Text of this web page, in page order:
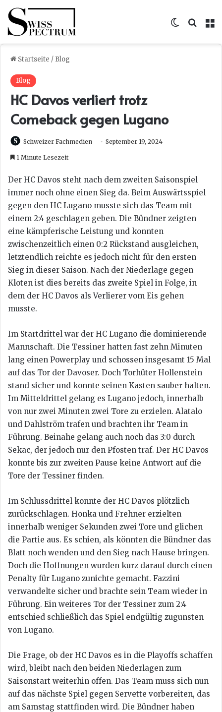
Skin
Startseite / Blog
Blog
HC Davos verliert trotz
Comeback gegen Lugano
Schweizer Fachmedien September 19, 2024
1 Minute Lesezeit
Der HC Davos steht nach dem zweiten Saisonspiel
immer noch ohne einen Sieg da. Beim Auswärtsspiel
gegen den HC Lugano musste sich das Team mit
einem 2:4 geschlagen geben. Die Bündner zeigten
eine kämpferische Leistung und konnten
zwischenzeitlich einen 0:2 Rückstand ausgleichen,
letztendlich reichte es jedoch nicht für den ersten
Sieg in dieser Saison. Nach der Niederlage gegen
Kloten ist dies bereits das zweite Spiel in Folge, in
dem der HC Davos als Verlierer vom Eis gehen
musste.
Im Startdrittel war der HC Lugano die dominierende
Mannschaft. Die Tessiner hatten fast zehn Minuten
lang einen Powerplay und schossen insgesamt 15 Mal
auf das Tor der Davoser. Doch Torhüter Hollenstein
stand sicher und konnte seinen Kasten sauber halten.
Im Mitteldrittel gelang es Lugano jedoch, innerhalb
von nur zwei Minuten zwei Tore zu erzielen. Alatalo
und Dahlström trafen und brachten ihr Team in
Führung. Beinahe gelang auch noch das 3:0 durch
Sekac, der jedoch nur den Pfosten traf. Der HC Davos
konnte bis zur zweiten Pause keine Antwort auf die
Tore der Tessiner finden.
Im Schlussdrittel konnte der HC Davos plötzlich
zurückschlagen. Honka und Frehner erzielten
innerhalb weniger Sekunden zwei Tore und glichen
die Partie aus. Es schien, als könnten die Bündner das
Blatt noch wenden und den Sieg nach Hause bringen.
Doch die Hoffnungen wurden kurz darauf durch einen
Penalty für Lugano zunichte gemacht. Fazzini
verwandelte sicher und brachte sein Team wieder in
Führung. Ein weiteres Tor der Tessiner zum 2:4
entschied schließlich das Spiel endgültig zugunsten
von Lugano.
Die Frage, ob der HC Davos es in die Playoffs schaffen
wird, bleibt nach den beiden Niederlagen zum
Saisonstart weiterhin offen. Das Team muss sich nun
auf das nächste Spiel gegen Servette vorbereiten, das
am Samstag stattfinden wird. Die Bündner haben